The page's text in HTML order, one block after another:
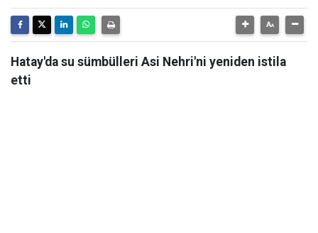
Hatay'da su sümbülleri Asi Nehri'ni yeniden istila
etti